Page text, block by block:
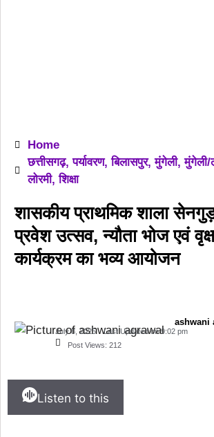
Home
छत्तीसगढ़,पर्यावरण,बिलासपुर,मुंगेली,मुंगेली/
लोरमी,शिक्षा
शासकीय प्राथमिक शाला
प्रवेश उत्सव, न्यौता भोज एवं
कार्यक्रम का भव्य आयोजन
ashwani
July 8, 2025 Last Updated on 9:02 pm
Post Views: 212
Listen to this